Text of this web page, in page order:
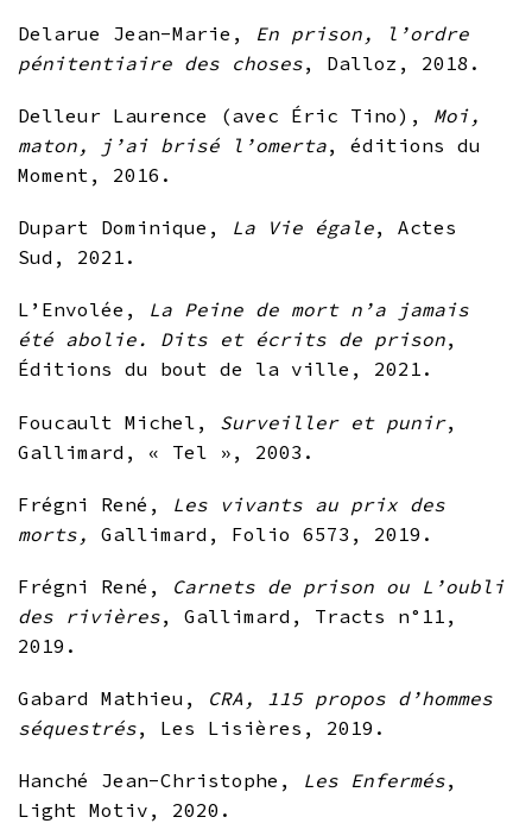
Delarue Jean-Marie, En prison, l’ordre
pénitentiaire des choses, Dalloz, 2018.
Delleur Laurence (avec Éric Tino), Moi,
maton, j’ai brisé l’omerta, éditions du
Moment, 2016.
Dupart Dominique, La Vie égale, Actes
Sud, 2021.
L’Envolée, La Peine de mort n’a jamais
été abolie. Dits et écrits de prison,
Éditions du bout de la ville, 2021.
Foucault Michel, Surveiller et punir,
Gallimard, « Tel », 2003.
Frégni René, Les vivants au prix des
morts , Gallimard, Folio 6573, 2019.
Frégni René, Carnets de prison ou L’oubli
des rivières, Gallimard, Tracts n°11,
2019.
Gabard Mathieu, CRA, 115 propos d’hommes
séquestrés, Les Lisières, 2019.
Hanché Jean-Christophe, Les Enfermés,
Light Motiv, 2020.